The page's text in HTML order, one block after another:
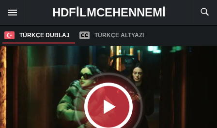
HDFILMCEHENNEMI
TÜRKÇE DUBLAJ TÜRKÇE ALTYAZI